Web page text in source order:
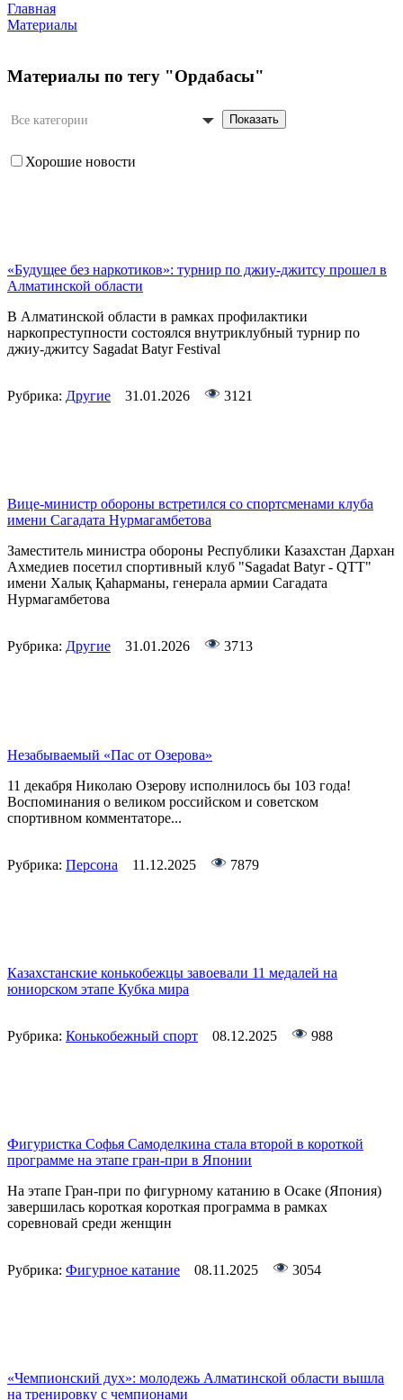
Главная
Материалы
Материалы по тегу "Ордабасы"
Все категории Показать
Хорошие новости
«Будущее без наркотиков»: турнир по джиу-джитсу прошел в
Алматинской области
В Алматинской области в рамках профилактики
наркопреступности состоялся внутриклубный турнир по
джиу-джитсу Sagadat Batyr Festival
Рубрика: Другие 31.01.2026 3121
Вице-министр обороны встретился со спортсменами клуба
имени Сагадата Нурмагамбетова
Заместитель министра обороны Республики Казахстан Дархан
Ахмедиев посетил спортивный клуб "Sagadat Batyr - QTT"
имени Халық Қаһарманы, генерала армии Сагадата
Нурмагамбетова
Рубрика: Другие 31.01.2026 3713
Незабываемый «Пас от Озерова»
11 декабря Николаю Озерову исполнилось бы 103 года!
Воспоминания о великом российском и советском
спортивном комментаторе...
Рубрика: Персона 11.12.2025 7879
Казахстанские конькобежцы завоевали 11 медалей на
юниорском этапе Кубка мира
Рубрика: Конькобежный спорт 08.12.2025 988
Фигуристка Софья Самоделкина стала второй в короткой
программе на этапе гран-при в Японии
На этапе Гран-при по фигурному катанию в Осаке (Япония)
завершилась короткая короткая программа в рамках
соревновай среди женщин
Рубрика: Фигурное катание 08.11.2025 3054
«Чемпионский дух»: молодежь Алматинской области вышла
на тренировку с чемпионами